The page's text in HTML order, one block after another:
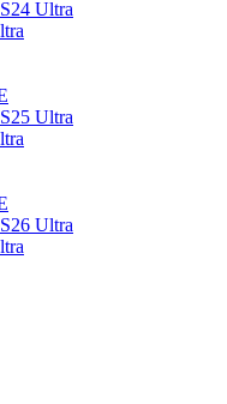
Ultra
Ultra
Ultra